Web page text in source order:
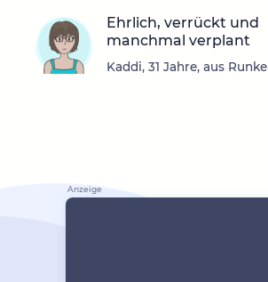
Ehrlich, verrückt und
manchmal verplant
Kaddi, 31 Jahre, aus Runkel